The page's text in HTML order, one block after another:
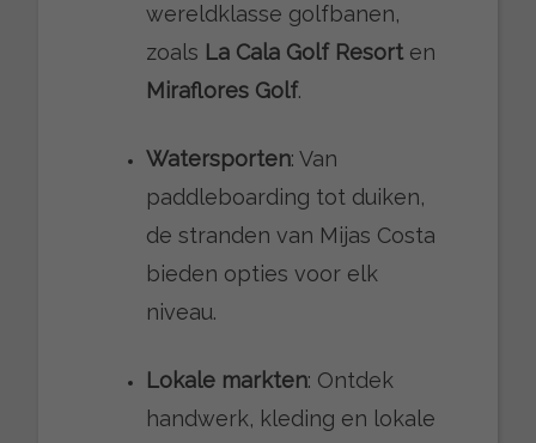
wereldklasse golfbanen,
zoals La Cala Golf Resorten
Miraflores Golf.
Watersporten: Van
paddleboarding tot duiken,
de stranden van Mijas Costa
bieden opties voor elk
niveau.
Lokale markten: Ontdek
handwerk, kleding en lokale